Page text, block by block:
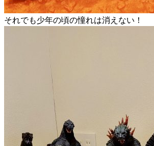
それでも少年の頃の憧れは消えない！